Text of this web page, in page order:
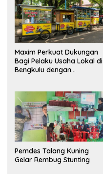
Maxim Perkuat Dukungan
Bagi Pelaku Usaha Lokal di
Bengkulu dengan
Pasar
Pemdes Talang Kuning
Gelar Rembug Stunting